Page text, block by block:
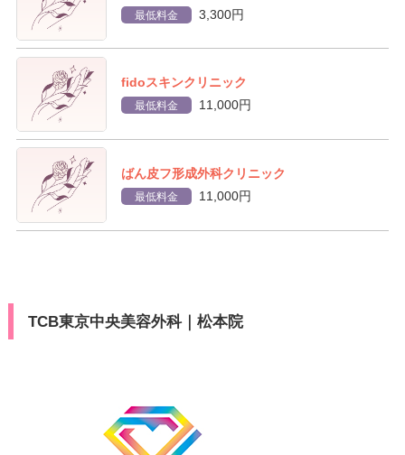
最低料金 3,300円
fidoスキンクリニック
最低料金 11,000円
ばん皮フ形成外科クリニック
最低料金 11,000円
TCB東京中央美容外科｜松本院